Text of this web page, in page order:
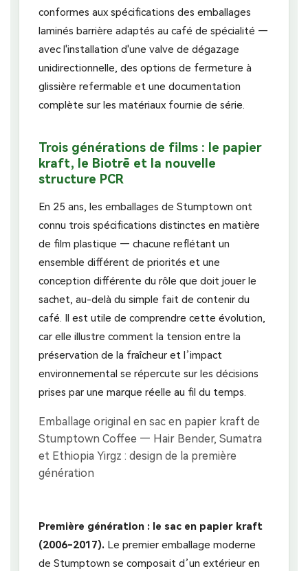
conformes aux spécifications des emballages
laminés barrière adaptés au café de spécialité —
avec l'installation d'une valve de dégazage
unidirectionnelle, des options de fermeture à
glissière refermable et une documentation
complète sur les matériaux fournie de série.
Trois générations de films : le papier
kraft, le Biotrē et la nouvelle
structure PCR
En 25 ans, les emballages de Stumptown ont
connu trois spécifications distinctes en matière
de film plastique — chacune reflétant un
ensemble différent de priorités et une
conception différente du rôle que doit jouer le
sachet, au-delà du simple fait de contenir du
café. Il est utile de comprendre cette évolution,
car elle illustre comment la tension entre la
préservation de la fraîcheur et l’impact
environnemental se répercute sur les décisions
prises par une marque réelle au fil du temps.
Première génération : le sac en papier kraft
(2006-2017). Le premier emballage moderne
de Stumptown se composait d’un extérieur en